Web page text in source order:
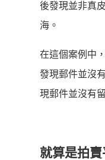
後發現並非真
海。
在這個案例中
發現郵件並沒
現郵件並沒有
就算是拍